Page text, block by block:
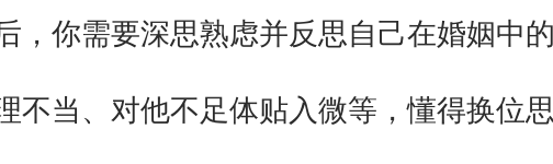
你需要深思熟虑并反思自己在婚姻中
当、对他不足体贴入微等，懂得换位